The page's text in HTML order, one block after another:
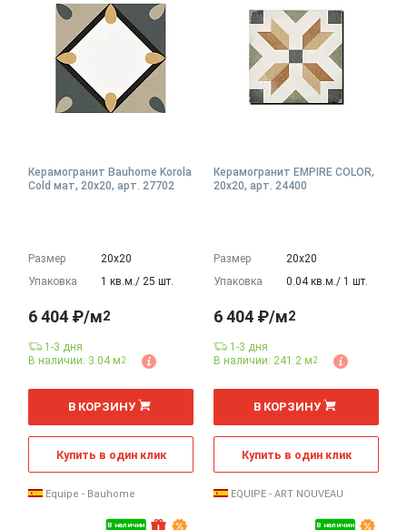
Керамогранит Bauhome Korola
Cold мат, 20x20, арт. 27702
Размер
20х20
Упаковка
1 кв.м./ 25 шт.
В наличии
6 404 ₽/м2
1-3 дня
В наличии: 3.04 м2
м
В КОРЗИНУ
Купить в один клик
Equipe - Bauhome
Керамогранит EMPIRE COLOR,
20x20, арт. 24400
Размер
20х20
Упаковка
0.04 кв.м./ 1 шт.
В наличии
6 404 ₽/м2
1-3 дня
В наличии: 241.2 м2
м
В КОРЗИНУ
Купить в один клик
EQUIPE - ART NOUVEAU